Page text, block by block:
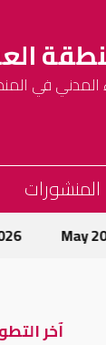
في
المنشورات
2026
آخر